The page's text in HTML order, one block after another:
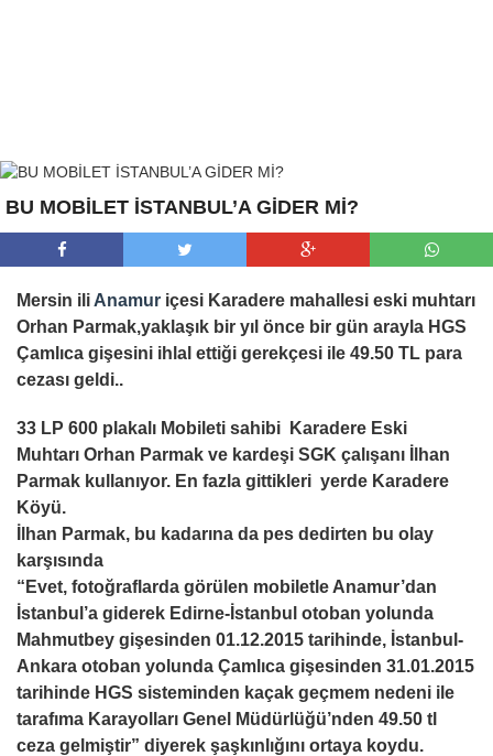
BU MOBİLET İSTANBUL’A GİDER Mİ?
Mersin ili Anamur içesi Karadere mahallesi eski muhtarı
Orhan Parmak,yaklaşık bir yıl önce bir gün arayla HGS
Çamlıca gişesini ihlal ettiği gerekçesi ile 49.50 TL para
cezası geldi..
33 LP 600 plakalı Mobileti sahibi Karadere Eski
Muhtarı Orhan Parmak ve kardeşi SGK çalışanı
İlhan
Parmak kullanıyor. En fazla gittikleri yerde Karadere
Köyü.
İlhan Parmak, bu kadarına da pes dedirten bu olay
karşısında
“Evet, fotoğraflarda görülen mobiletle Anamur’dan
İstanbul’a giderek Edirne-İstanbul otoban yolunda
Mahmutbey gişesinden 01.12.2015 tarihinde, İstanbul-
Ankara otoban yolunda Çamlıca gişesinden 31.01.2015
tarihinde HGS sisteminden kaçak geçmem nedeni ile
tarafıma Karayolları Genel Müdürlüğü’nden 49.50 tl
ceza gelmiştir” diyerek şaşkınlığını ortaya koydu.